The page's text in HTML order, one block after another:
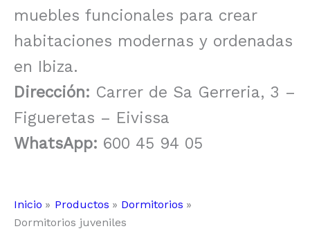
muebles funcionales para crear
habitaciones modernas y ordenadas
en Ibiza.
Dirección: Carrer de Sa Gerreria, 3 –
Figueretas – Eivissa
WhatsApp: 600 45 94 05
Inicio Productos
Dormitorios
Dormitorios juveniles